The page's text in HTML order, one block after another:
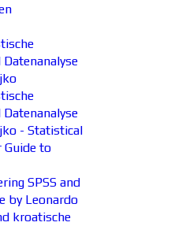
- Statistical
Guide to
SPSS and
by Leonardo
kroatische